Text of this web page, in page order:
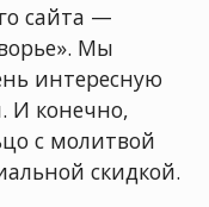
сайта —
Мы
интересную
И конечно,
с молитвой
скидкой.